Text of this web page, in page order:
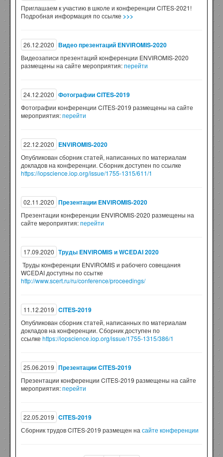
Приглашаем к участию в школе и конференции CITES-2021!
Подробная информация по ссылке >>>
26.12.2020 Видео презентаций ENVIROMIS-2020
Видеозаписи презентаций конференции ENVIROMIS-2020
размещены на сайте мероприятия:перейти
24.12.2020 Фотографии CITES-2019
Фотографии конференции CITES-2019 размещены на сайте
мероприятия:перейти
22.12.2020 ENVIROMIS-2020
Опубликован сборник статей, написанных по материалам
докладов на конференции. Сборник доступен по ссылке
https://iopscience.iop.org/issue/1755-1315/611/1
02.11.2020 Презентации ENVIROMIS-2020
Презентации конференции ENVIROMIS-2020 размещены на
сайте мероприятия:перейти
17.09.2020 Труды ENVIROMIS и WCEDAI 2020
Труды конференции ENVIROMIS и рабочего совещания
WCEDAI доступны по ссытке
http://www.scert.ru/ru/conference/proceedings/
11.12.2019 CITES-2019
Опубликован сборник статей, написанных по материалам
докладов на конференции. Сборник доступен по
ссылке https://iopscience.iop.org/issue/1755-1315/386/1
25.06.2019 Презентации CITES-2019
Презентации конференции CITES-2019 размещены на сайте
мероприятия:перейти
22.05.2019 CITES-2019
Сборник трудов CITES-2019 размещен на сайте конференции